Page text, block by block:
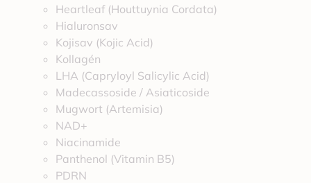
Heartleaf (Houttuynia Cordata)
Hialuronsav
Kojisav (Kojic Acid)
Kollagén
LHA (Capryloyl Salicylic Acid)
Madecassoside / Asiaticoside
Mugwort (Artemisia)
NAD+
Niacinamide
Panthenol (Vitamin B5)
PDRN